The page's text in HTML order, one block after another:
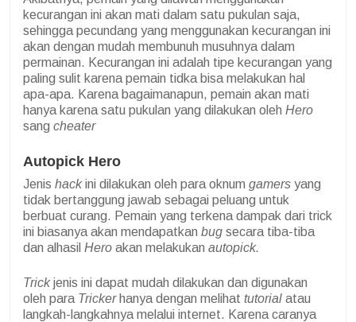
kecurangan ini akan mati dalam satu pukulan saja,
sehingga pecundang yang menggunakan kecurangan ini
akan dengan mudah membunuh musuhnya dalam
permainan. Kecurangan ini adalah tipe kecurangan yang
paling sulit karena pemain tidka bisa melakukan hal
apa-apa. Karena bagaimanapun, pemain akan mati
hanya karena satu pukulan yang dilakukan oleh Hero
sang cheater
Autopick Hero
Jenis hackini dilakukan oleh para oknum gamers yang
tidak bertanggung jawab sebagai peluang untuk
berbuat curang. Pemain yang terkena dampak dari trick
ini biasanya akan mendapatkan bug secara tiba-tiba
dan alhasil Hero akan melakukan autopick.
Trickjenis ini dapat mudah dilakukan dan digunakan
oleh para Tricker hanya dengan melihat tutorial atau
langkah-langkahnya melalui internet. Karena caranya